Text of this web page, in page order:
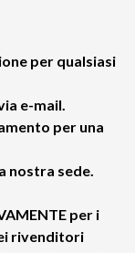
per qualsiasi
e-mail.
per una
nostra sede.
per i
rivenditori